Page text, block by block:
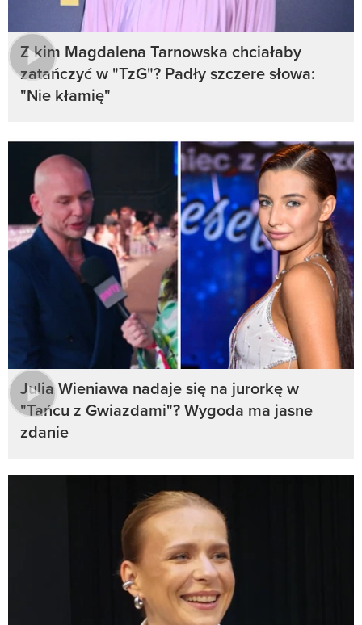
Z kim Magdalena Tarnowska chciałaby
zatańczyć w "TzG"? Padły szczere słowa:
"Nie kłamię"
Julia Wieniawa nadaje się na jurorkę w
"Tańcu z Gwiazdami"? Wygoda ma jasne
zdanie